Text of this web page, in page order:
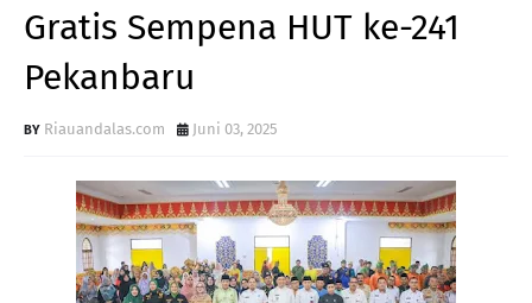
Gratis Sempena HUT ke-241
Pekanbaru
Riauandalas.com Juni 03, 2025